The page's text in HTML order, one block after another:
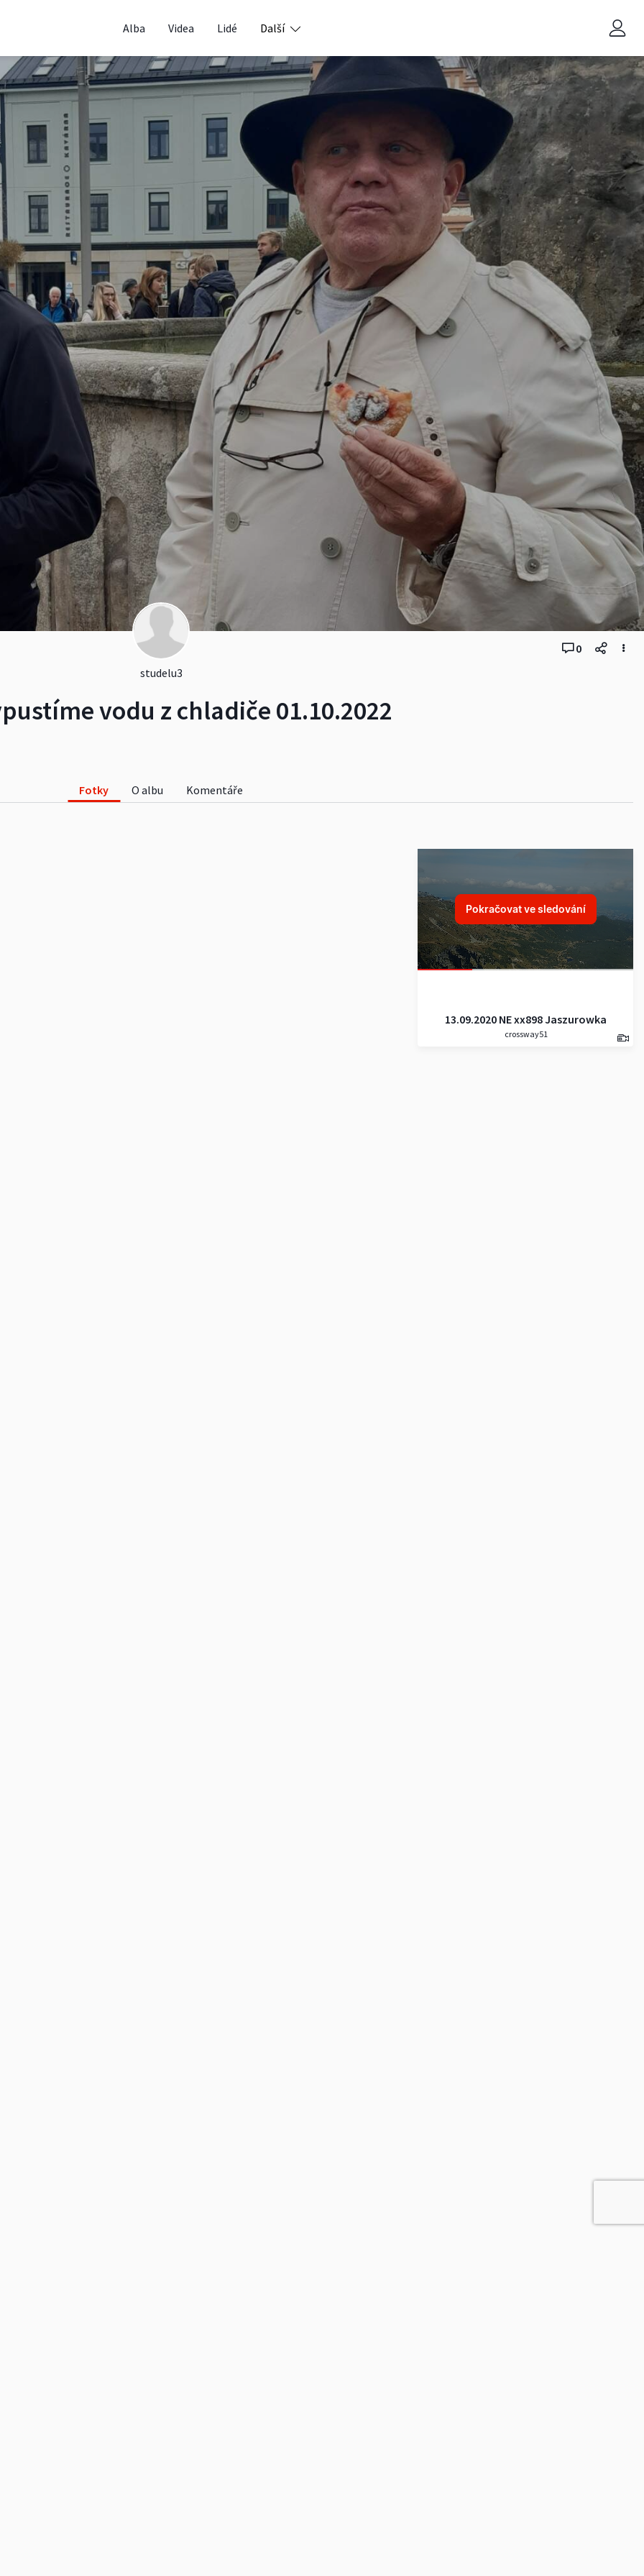
Alba Videa Lidé Další
studelu3
vodu z chladiče 01.10.2022
0
Fotky O albu Komentáře
Pokračovat ve sledování
13.09.2020 NE xx898 Jaszurowka
_ Kasprov Vrch _ Beskyd _
crossway51